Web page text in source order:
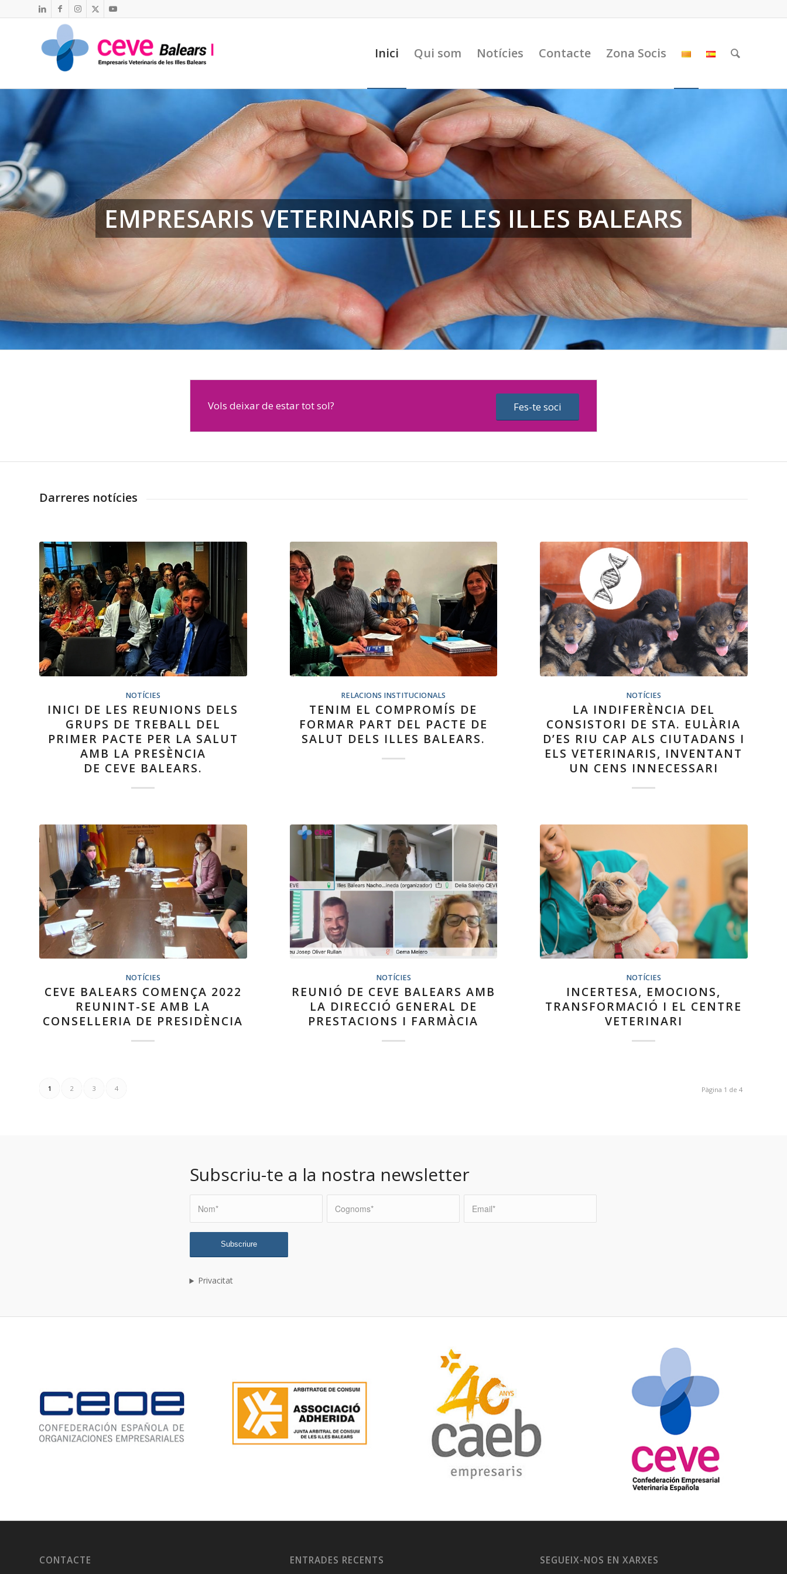
Inici Qui som Notícies Contacte Zona Socis
EMPRESARIS VETERINARIS DE LES ILLES BALEARS
Vols deixar de estar tot sol? Fes-te soci
Darreres notícies
NOTÍCIES
INICI DE LES REUNIONS DELS
GRUPS DE TREBALL DEL
PRIMER PACTE PER LA SALUT
AMB LA PRESÈNCIA
DE CEVE BALEARS.
RELACIONS INSTITUCIONALS
TENIM EL COMPROMÍS DE
FORMAR PART DEL PACTE DE
SALUT DELS ILLES BALEARS.
NOTÍCIES
LA INDIFERÈNCIA DEL
CONSISTORI DE STA. EULÀRIA
D’ES RIU CAP ALS CIUTADANS I
ELS VETERINARIS, INVENTANT
UN CENS INNECESSARI
NOTÍCIES
CEVE BALEARS COMENÇA 2022
REUNINT-SE AMB LA
CONSELLERIA DE PRESIDÈNCIA
NOTÍCIES
REUNIÓ DE CEVE BALEARS AMB
LA DIRECCIÓ GENERAL DE
PRESTACIONS I FARMÀCIA
NOTÍCIES
INCERTESA, EMOCIONS,
TRANSFORMACIÓ I EL CENTRE
VETERINARI
Pàgina 1 de 4
1 2 3 4
Subscriu-te a la nostra newsletter
Privacitat
CONTACTE ENTRADES RECENTS SEGUEIX-NOS EN XARXES